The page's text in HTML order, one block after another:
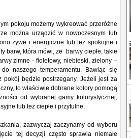
pokoju możemy wykreować przeróżne
można urządzić w nowoczesnym lub
żywe i energiczne lub też spokojne i
barw, która mówi, że barwy ciepłe, takie
zimne - fioletowy, niebieski, zielony –
naszego temperamentu. Bawiąc się
pokój będzie postrzegany. Jeżeli jest za
to właściwie dobrane kolory pomogą
od wybranej gamy kolorystycznej,
lub też ciepłe i przytulne.
zazwyczaj zaczynamy od wyboru
tej decyzji często sprawia niemałe